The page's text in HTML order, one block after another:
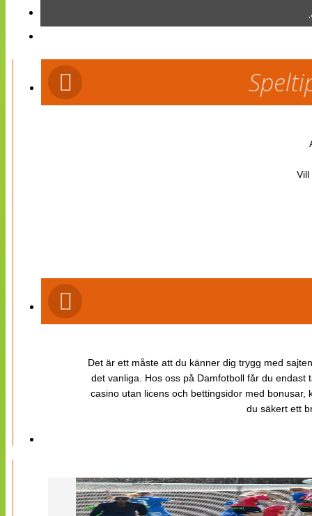
Vill
Det är ett måste att du känner dig trygg med
det vanliga. Hos oss på Damfotboll får du
casino utan licens och bettingsidor med
du säkert ett